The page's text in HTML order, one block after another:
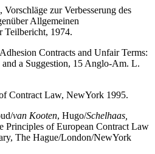
zur Verbesserung des
Allgemeinen
Teilbericht, 1974.
Contracts and Unfair Terms:
a Suggestion, 15 Anglo-Am. L.
Contract Law, NewYork 1995.
van Kooten, Hugo/Schelhaas,
Principles of European Contract Law
The Hague/London/NewYork